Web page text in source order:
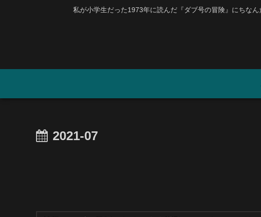
私が小学生だった1973年に読んだ『ダブ号の冒険』にちな
2021-07